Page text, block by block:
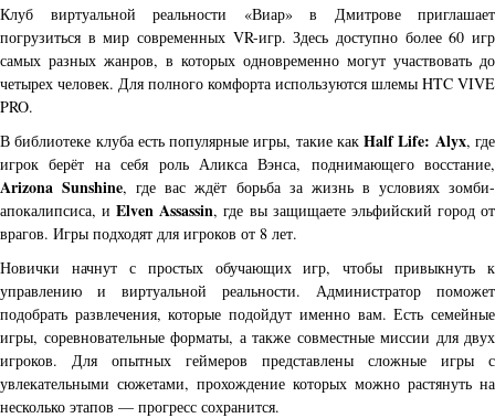
Клуб виртуальной реальности «Виар» в Дмитрове приглашает
погрузиться в мир современных VR-игр. Здесь доступно более 60 игр
самых разных жанров, в которых одновременно могут участвовать до
четырех человек. Для полного комфорта используются шлемы HTC VIVE
PRO.
В библиотеке клуба есть популярные игры, такие какHalf Life: Alyx, где
игрок берёт на себя роль Аликса Вэнса, поднимающего восстание,
Arizona Sunshine, где вас ждёт борьба за жизнь в условиях зомби-
апокалипсиса, иElven Assassin, где вы защищаете эльфийский город от
врагов. Игры подходят для игроков от 8 лет.
Новички начнут с простых обучающих игр, чтобы привыкнуть к
управлению и виртуальной реальности. Администратор поможет
подобрать развлечения, которые подойдут именно вам. Есть семейные
игры, соревновательные форматы, а также совместные миссии для двух
игроков. Для опытных геймеров представлены сложные игры с
увлекательными сюжетами, прохождение которых можно растянуть на
несколько этапов — прогресс сохранится.